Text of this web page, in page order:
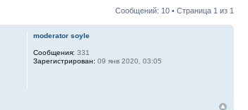
Сообщений: 10 • Страница 1 из 1
moderator soyle
Сообщения: 331
Зарегистрирован: 09 янв 2020, 03:05